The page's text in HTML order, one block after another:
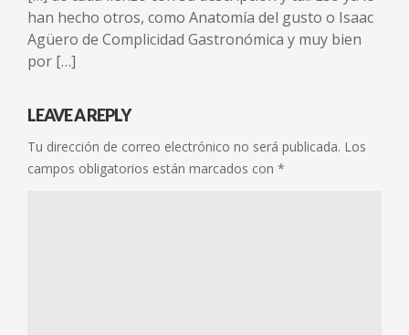
han hecho otros, como Anatomía del gusto o Isaac
Agüero de Complicidad Gastronómica y muy bien
por […]
LEAVE A REPLY
Tu dirección de correo electrónico no será publicada. Los
campos obligatorios están marcados con *